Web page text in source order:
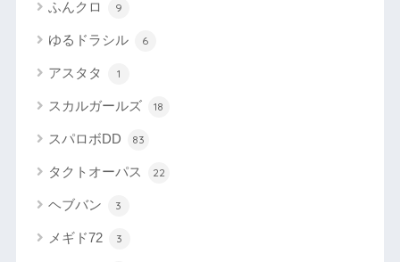
ふんクロ 9
ゆるドラシル 6
アスタタ 1
スカルガールズ 18
スパロボDD 83
タクトオーパス 22
ヘブバン 3
メギド72 3